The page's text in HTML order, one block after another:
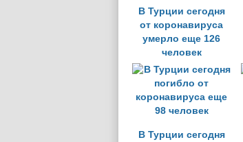
В Турции сегодня
от коронавируса
умерло еще 126
человек
В Турции сегодня